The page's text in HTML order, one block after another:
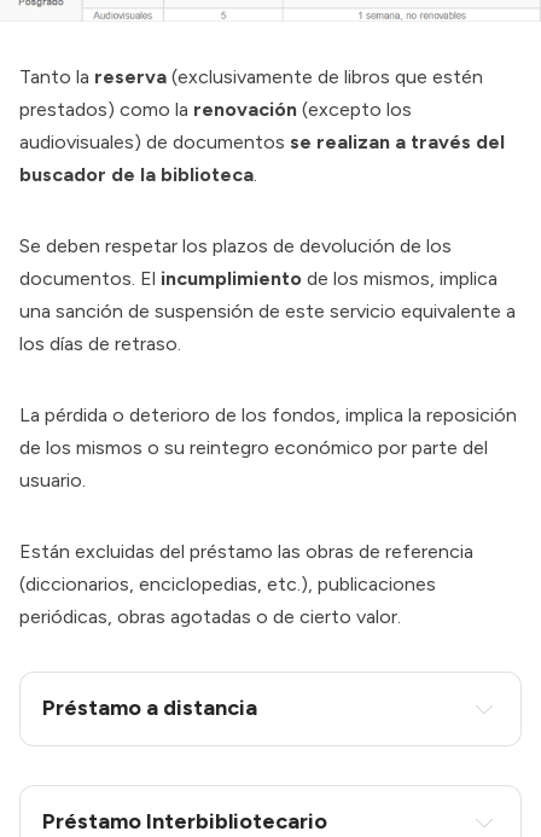
Tanto la reserva (exclusivamente de libros que estén
prestados) como la renovación (excepto los
audiovisuales) de documentos se realizan a través del
buscador de la biblioteca.
Se deben respetar los plazos de devolución de los
documentos. El incumplimiento de los mismos, implica
una sanción de suspensión de este servicio equivalente a
los días de retraso.
La pérdida o deterioro de los fondos, implica la reposición
de los mismos o su reintegro económico por parte del
usuario.
Están excluidas del préstamo las obras de referencia
(diccionarios, enciclopedias, etc.), publicaciones
periódicas, obras agotadas o de cierto valor.
Préstamo a distancia
exclusivo
estudiantes de la
Préstamo Interbibliotecario